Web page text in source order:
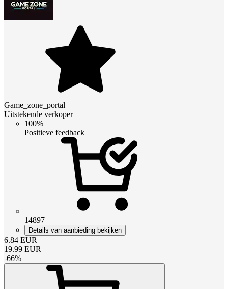
Game_zone_portal
Uitstekende verkoper
100%
Positieve feedback
14897
Details van aanbieding bekijken
6.84 EUR
19.99 EUR
-66%